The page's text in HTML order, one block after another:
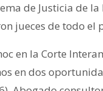
de Justicia de la
jueces de todo el
en la Corte
en dos